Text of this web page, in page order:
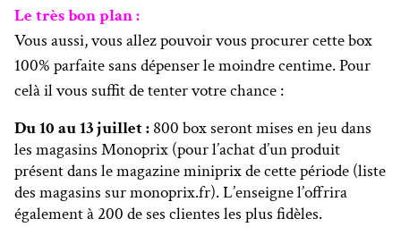
Le très bon plan :
Vous aussi, vous allez pouvoir vous procurer cette box
100% parfaite sans dépenser le moindre centime. Pour
celà il vous suffit de tenter votre chance :
Du 10 au 13 juillet : 800 box seront mises en jeu dans
les magasins Monoprix (pour l’achat d’un produit
présent dans le magazine miniprix de cette période (liste
des magasins sur monoprix.fr). L’enseigne l’offrira
également à 200 de ses clientes les plus fidèles.